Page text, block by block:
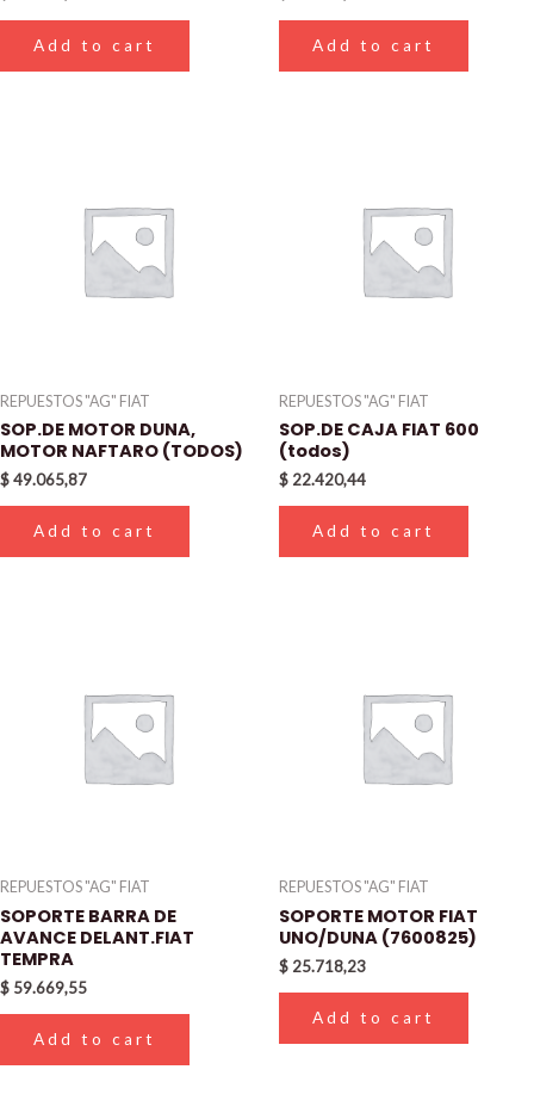
Add to cart Add to cart
REPUESTOS "AG" FIAT
SOP.DE MOTOR DUNA,
MOTOR NAFTARO (TODOS)
$49.065,87
Add to cart
REPUESTOS "AG" FIAT
SOP.DE CAJA FIAT 600
(todos)
$ 22.420,44
Add to cart
REPUESTOS "AG" FIAT
SOPORTE BARRA DE
AVANCE DELANT.FIAT
TEMPRA
$ 59.669,55
Add to cart
REPUESTOS "AG" FIAT
SOPORTE MOTOR FIAT
UNO/DUNA (7600825)
$ 25.718,23
Add to cart